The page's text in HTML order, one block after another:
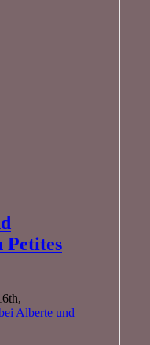
Petites
Alberte und